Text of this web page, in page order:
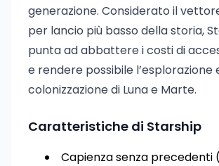
generazione. Considerato il
per lancio più basso della storia,
punta ad abbattere i costi di
e rendere possibile l’esplorazione
colonizzazione di Luna e Marte.
Caratteristiche di Starship
Capienza senza precedenti